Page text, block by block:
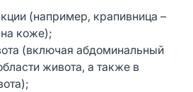
(например, крапивница –
коже);
(включая абдоминальный
живота, а также в